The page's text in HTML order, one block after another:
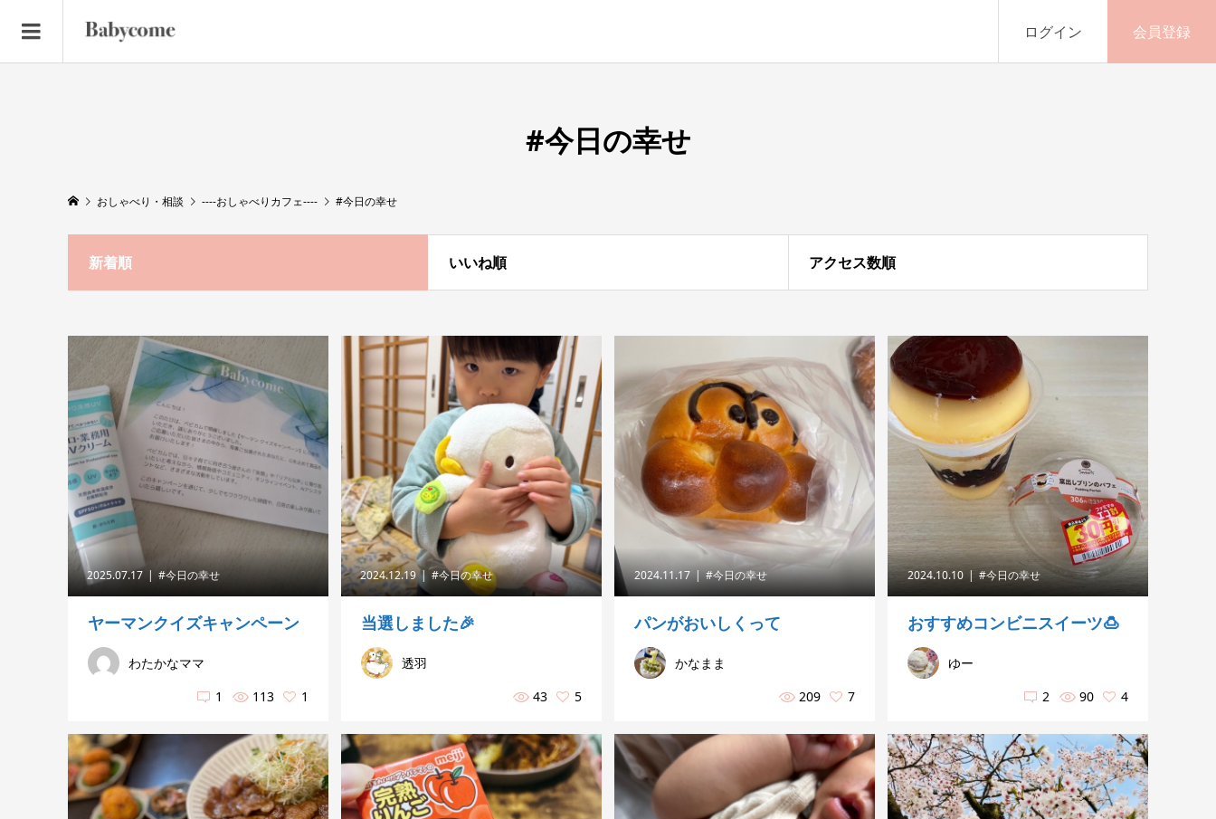
ログイン 会員登録
#今日の幸せ
おしゃべり・相談 ----おしゃべりカフェ---- #今日の幸せ
新着順 いいね順 アクセス数順
2025.07.17 #今日の幸せ
ヤーマンクイズキャンペーン
わたかなママ
1
113 1
2024.12.19 #今日の幸せ
当選しました🎉
透羽
43
5
2024.11.17 #今日の幸せ
パンがおいしくって
かなまま
209
7
2024.10.10 #今日の幸せ
おすすめコンビニスイーツ🍮
ゆー
2
90 4